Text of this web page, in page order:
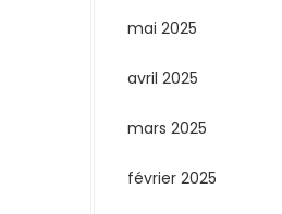
mai 2025
avril 2025
mars 2025
février 2025